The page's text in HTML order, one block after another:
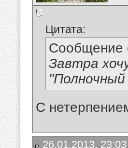
Цитата:
Сообщение
Завтра
С
26.01.2013, 23:03